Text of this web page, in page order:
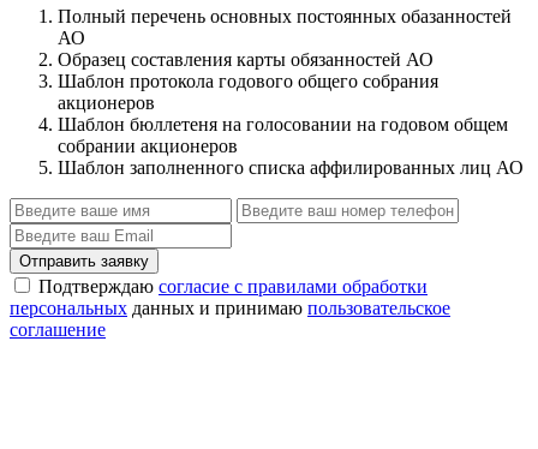
Полный перечень основных постоянных обазанностей
АО
Образец составления карты обязанностей АО
Шаблон протокола годового общего собрания
акционеров
Шаблон бюллетеня на голосовании на годовом общем
собрании акционеров
Шаблон заполненного списка аффилированных лиц АО
Отправить заявку
Подтверждаю согласие с правилами обработки
персональных данных и принимаю пользовательское
соглашение